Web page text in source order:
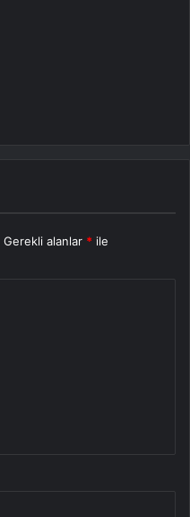
Gerekli alanlar * ile